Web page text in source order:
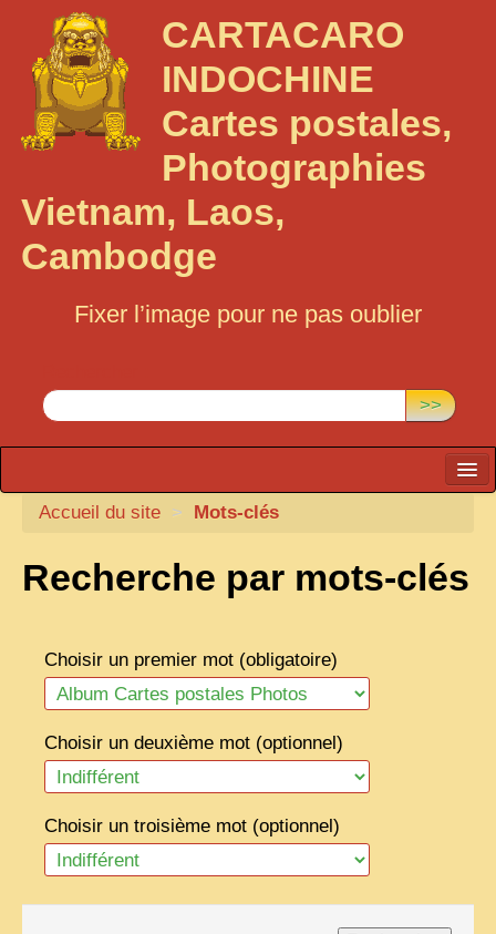
CARTACARO
INDOCHINE
Cartes postales,
Photographies
Vietnam, Laos,
Cambodge
Fixer l’image pour ne pas oublier
>>
CARTACARO
PHOTOGRAPHES, EDITEURS
TONKIN
FRONTIÈRE
1908, RÉVOLTE
ANNAM CENTRE
COCHINCHINE
LES ETHNIES
LAOS
Accueil du site > Mots-clés
Recherche par mots-clés
Choisir un premier mot (obligatoire)
Choisir un deuxième mot (optionnel)
Choisir un troisième mot (optionnel)